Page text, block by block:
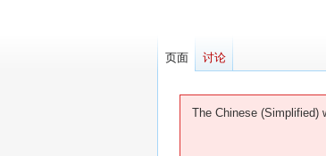
The Chinese (Simplified)
页面 讨论